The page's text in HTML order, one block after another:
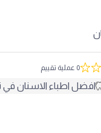
0 عملية تقييم
افضل اطباء الاسنان في